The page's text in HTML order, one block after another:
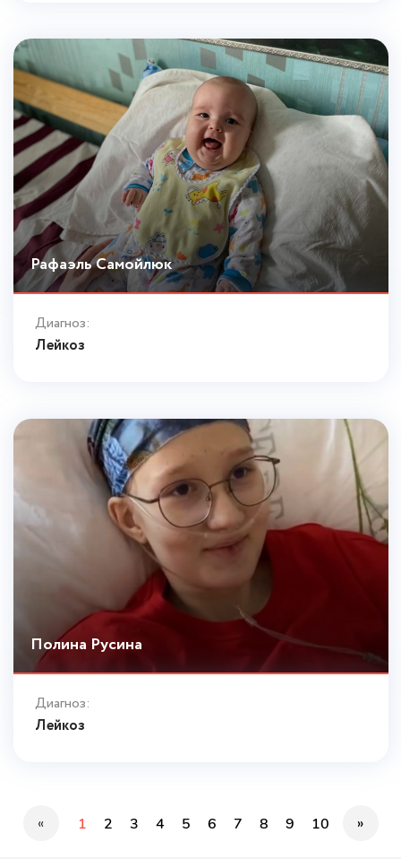
Рафаэль Самойлюк
Диагноз:
Лейкоз
Полина Русина
Диагноз:
Лейкоз
« 1 2 3 4 5 6 7 8 9 10 »